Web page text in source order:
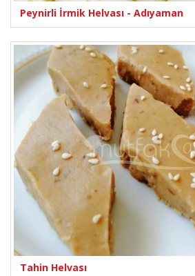
Peynirli İrmik Helvası - Adıyaman
Tahin Helvası